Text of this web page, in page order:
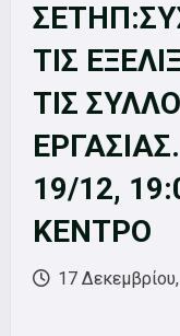
ΤΙΣ
ΤΙΣ
19/12,
ΚΕΝΤΡΟ
17